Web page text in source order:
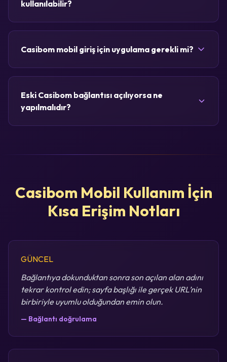
kullanılabilir?
Casibom mobil giriş için uygulama gerekli mi?
Eski Casibom bağlantısı açılıyorsa ne
yapılmalıdır?
Casibom Mobil Kullanım İçin
Kısa Erişim Notları
GÜNCEL
Bağlantıya dokunduktan sonra son açılan alan adını
tekrar kontrol edin; sayfa başlığı ile gerçek URL’nin
birbiriyle uyumlu olduğundan emin olun.
— Bağlantı doğrulama